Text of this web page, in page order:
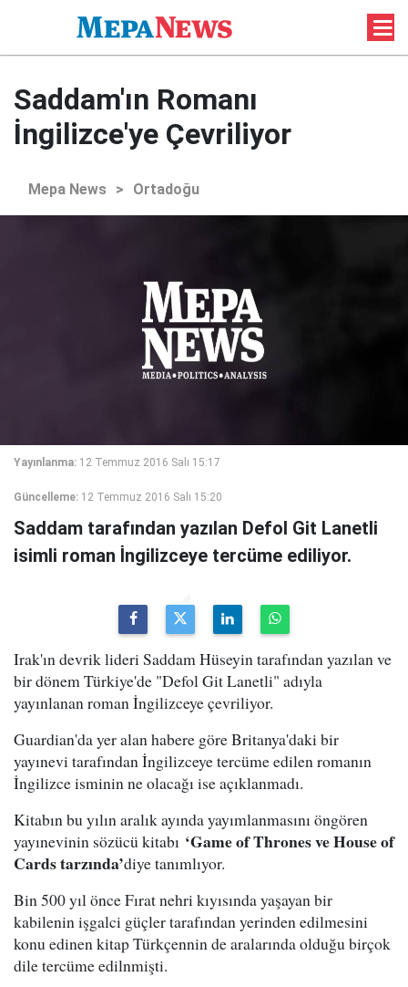
Saddam'ın Romanı
İngilizce'ye Çevriliyor
Mepa News > Ortadoğu
Yayınlanma: 12 Temmuz 2016 Salı 15:17
Güncelleme: 12 Temmuz 2016 Salı 15:20
Saddam tarafından yazılan Defol Git Lanetli
isimli roman İngilizceye tercüme ediliyor.
Irak'ın devrik lideri Saddam Hüseyin tarafından yazılan ve
bir dönem Türkiye'de "Defol Git Lanetli" adıyla
yayınlanan roman İngilizceye çevriliyor.
Guardian'da yer alan habere göre Britanya'daki bir
yayınevi tarafından İngilizceye tercüme edilen romanın
İngilizce isminin ne olacağı ise açıklanmadı.
Kitabın bu yılın aralık ayında yayımlanmasını öngören
yayınevinin sözücü kitabı ‘Game of Thrones ve House of
Cards tarzında’diye tanımlıyor.
Bin 500 yıl önce Fırat nehri kıyısında yaşayan bir
kabilenin işgalci güçler tarafından yerinden edilmesini
konu edinen kitap Türkçennin de aralarında olduğu birçok
dile tercüme edilnmişti.